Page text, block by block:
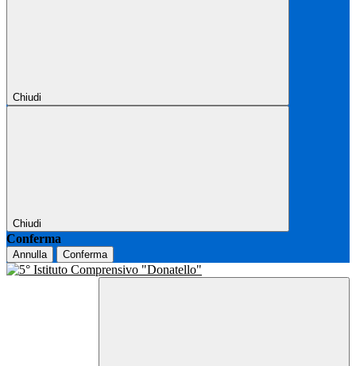
Chiudi
Chiudi
Conferma
Annulla Conferma